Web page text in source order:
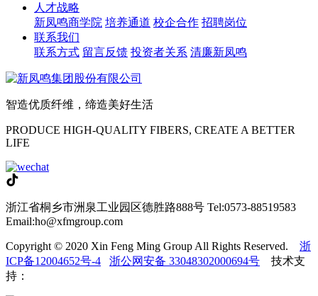
人才战略
新凤鸣商学院 培养通道 校企合作 招聘岗位
联系我们
联系方式 留言反馈 投资者关系 清廉新凤鸣
智造优质纤维，缔造美好生活
PRODUCE HIGH-QUALITY FIBERS, CREATE A BETTER
LIFE
浙江省桐乡市洲泉工业园区德胜路888号 Tel:0573-88519583
Email:ho@xfmgroup.com
Copyright © 2020 Xin Feng Ming Group All Rights Reserved. 浙
ICP备12004652号-4
浙公网安备 33048302000694号 技术支
持：